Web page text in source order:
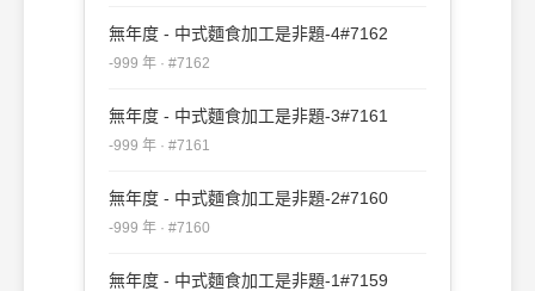
無年度 - 中式麵食加工是非題-4#7162
-999 年 · #7162
無年度 - 中式麵食加工是非題-3#7161
-999 年 · #7161
無年度 - 中式麵食加工是非題-2#7160
-999 年 · #7160
無年度 - 中式麵食加工是非題-1#7159